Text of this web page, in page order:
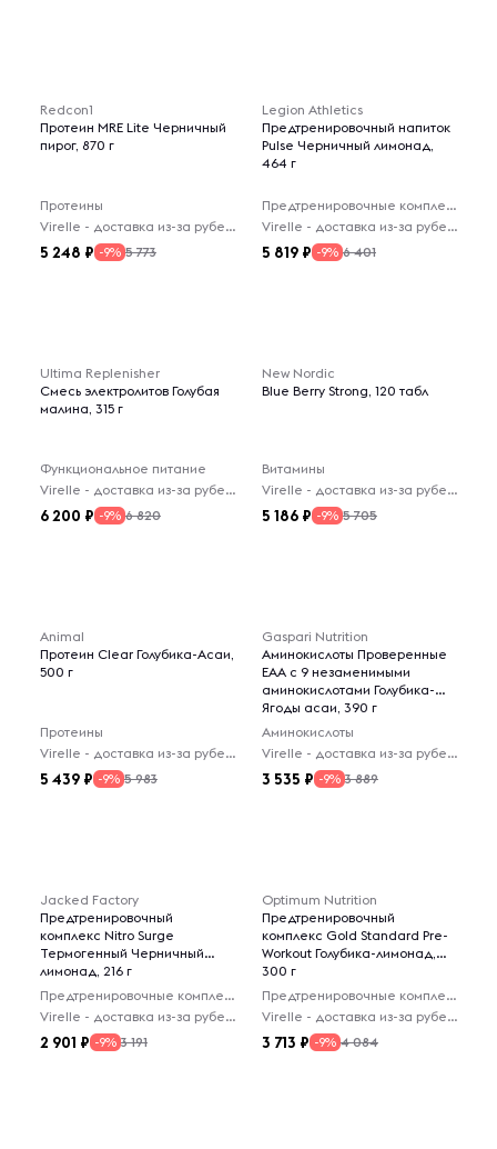
Redcon1
Протеин MRE Lite Черничный
пирог, 870 г
Протеины
Virelle - доставка из-за рубежа
5 248 -9% 5 773
Legion Athletics
Предтренировочный напиток
Pulse Черничный лимонад,
464 г
Предтренировочные комплексы
Virelle - доставка из-за рубежа
5 819 -9% 6 401
Ultima Replenisher
Смесь электролитов Голубая
малина, 315 г
Функциональное питание
Virelle - доставка из-за рубежа
6 200 -9% 6 820
New Nordic
Blue Berry Strong, 120 табл
Витамины
Virelle - доставка из-за рубежа
5 186 -9% 5 705
Animal
Протеин Clear Голубика-Асаи,
500 г
Протеины
Virelle - доставка из-за рубежа
5 439 -9% 5 983
Gaspari Nutrition
Аминокислоты Проверенные
EAA с 9 незаменимыми
аминокислотами Голубика-
Ягоды асаи, 390 г
Аминокислоты
Virelle - доставка из-за рубежа
3 535 -9% 3 889
Jacked Factory
Предтренировочный
комплекс Nitro Surge
Термогенный Черничный
лимонад, 216 г
Предтренировочные комплексы
Virelle - доставка из-за рубежа
2 901 -9% 3 191
Optimum Nutrition
Предтренировочный
комплекс Gold Standard Pre-
Workout Голубика-лимонад,
300 г
Предтренировочные комплексы
Virelle - доставка из-за рубежа
3 713 -9% 4 084